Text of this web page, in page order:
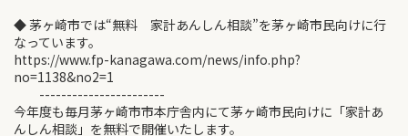
◆ 茅ヶ崎市では“無料 家計あんしん相談”を茅ヶ崎市民向けに行
なっています。
https://www.fp-kanagawa.com/news/info.php?
no=1138&no2=1
-----------------------
今年度も毎月茅ヶ崎市市本庁舎内にて茅ヶ崎市民向けに「家計あ
んしん相談」を無料で開催いたします。